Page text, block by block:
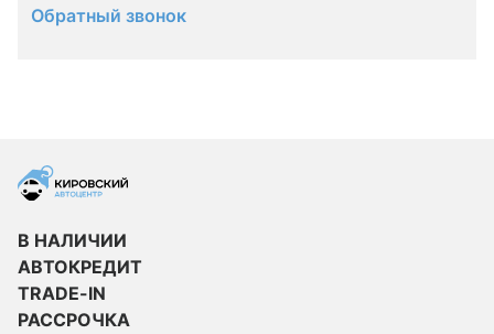
Обратный звонок
В НАЛИЧИИ
АВТОКРЕДИТ
TRADE-IN
РАССРОЧКА